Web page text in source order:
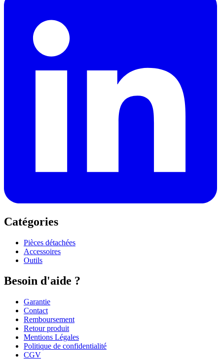
Catégories
Pièces détachées
Accessoires
Outils
Besoin d'aide ?
Garantie
Contact
Remboursement
Retour produit
Mentions Légales
Politique de confidentialité
CGV